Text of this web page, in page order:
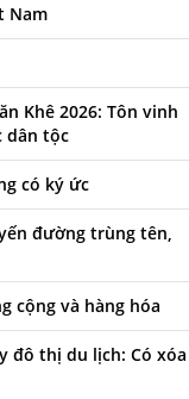
Nam
Khê 2026: Tôn vinh
dân tộc
có ký ức
đường trùng tên,
cộng và hàng hóa
đô thị du lịch: Có xóa